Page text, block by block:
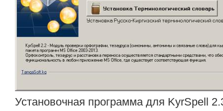
Установочная программа для KyrSpell